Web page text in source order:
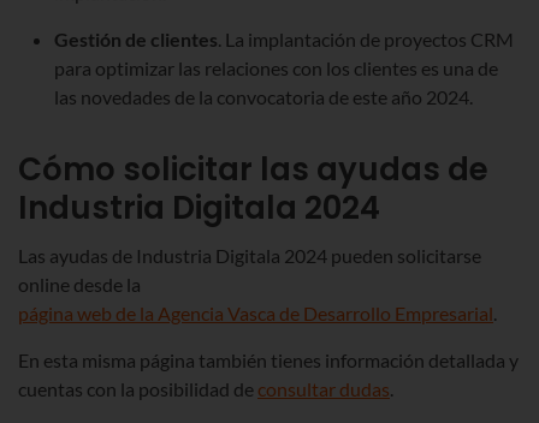
Gestión de clientes. La implantación de proyectos CRM
para optimizar las relaciones con los clientes es una de
las novedades de la convocatoria de este año 2024.
Cómo solicitar las ayudas de
Industria Digitala 2024
Las ayudas de Industria Digitala 2024 pueden solicitarse
online desde la
página web de la Agencia Vasca de Desarrollo Empresarial.
En esta misma página también tienes información detallada y
cuentas con la posibilidad de consultar dudas.